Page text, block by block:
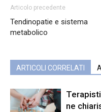
Articolo precedente
Tendinopatie e sistema
metabolico
ARTICOLI CORRELATI
ne